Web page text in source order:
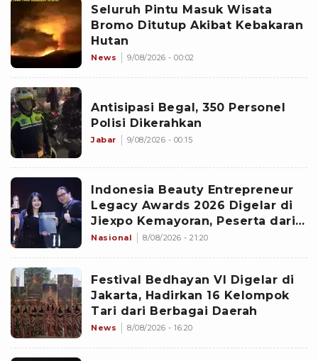
Seluruh Pintu Masuk Wisata
Bromo Ditutup Akibat Kebakaran
Hutan
News 9/08/2026 - 00:02
Antisipasi Begal, 350 Personel
Polisi Dikerahkan
Jabar 9/08/2026 - 00:15
Indonesia Beauty Entrepreneur
Legacy Awards 2026 Digelar di
Jiexpo Kemayoran, Peserta dari
4 Negara Adu Karya PMU
Nasional 8/08/2026 - 21:20
Festival Bedhayan VI Digelar di
Jakarta, Hadirkan 16 Kelompok
Tari dari Berbagai Daerah
News 8/08/2026 - 16:20